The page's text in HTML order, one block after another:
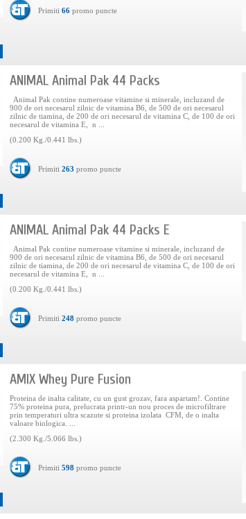
Primiti 66 promo puncte
ANIMAL Animal Pak 44 Packs
Animal Pak contine numeroase vitamine si minerale, incluzand de
900 de ori necesarul zilnic de vitamina B6, de 500 de ori necesarul
zilnic de tiamina, de 200 de ori necesarul de vitamina C, de 100 de ori
necesarul de vitamina E, n ...
(0.200 Kg./0.441 lbs.)
Primiti 263 promo puncte
ANIMAL Animal Pak 44 Packs E
Animal Pak contine numeroase vitamine si minerale, incluzand de
900 de ori necesarul zilnic de vitamina B6, de 500 de ori necesarul
zilnic de tiamina, de 200 de ori necesarul de vitamina C, de 100 de ori
necesarul de vitamina E, n ...
(0.200 Kg./0.441 lbs.)
Primiti 248 promo puncte
AMIX Whey Pure Fusion
Proteina de inalta calitate, cu un gust grozav, fara aspartam!. Contine
75% proteina ​​pura, prelucrata printr-un nou proces de microfiltrare
prin temperaturi ultra scazute si proteina izolata CFM, de o inalta
valoare biologica. ...
(2.300 Kg./5.066 lbs.)
Primiti 598 promo puncte